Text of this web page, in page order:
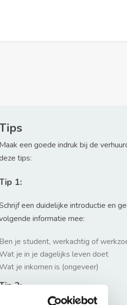
Maak een goede indruk bij de
tips:
1:
een duidelijke introductie en
informatie mee:
Ben je student, werkachtig of
je in je dagelijks leven doet
je inkomen is (ongeveer)
2: